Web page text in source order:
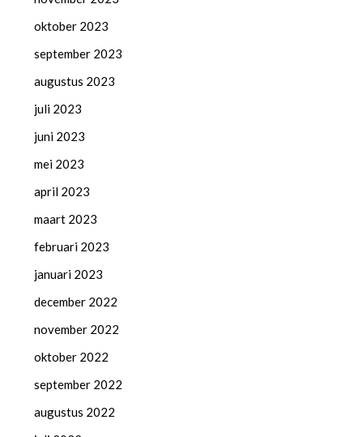
oktober 2023
september 2023
augustus 2023
juli 2023
juni 2023
mei 2023
april 2023
maart 2023
februari 2023
januari 2023
december 2022
november 2022
oktober 2022
september 2022
augustus 2022